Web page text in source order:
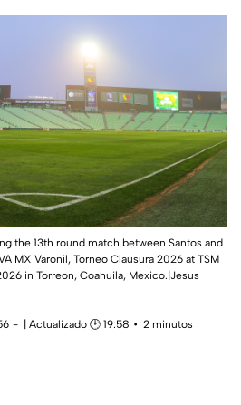
the 13th round match between Santos and
MX Varonil, Torneo Clausura 2026 at TSM
in Torreon, Coahuila, Mexico.|Jesus
| Actualizado 🕑 19:58
2 minutos